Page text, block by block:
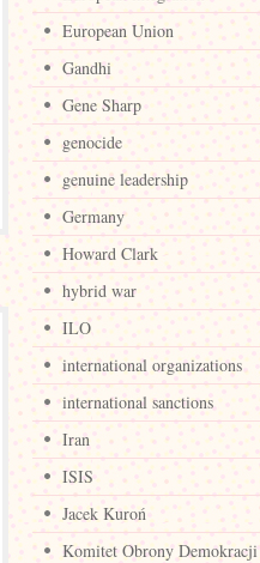
European Union
Gandhi
Gene Sharp
genocide
genuine leadership
Germany
Howard Clark
hybrid war
ILO
international organizations
international sanctions
Iran
ISIS
Jacek Kuroń
Komitet Obrony Demokracji